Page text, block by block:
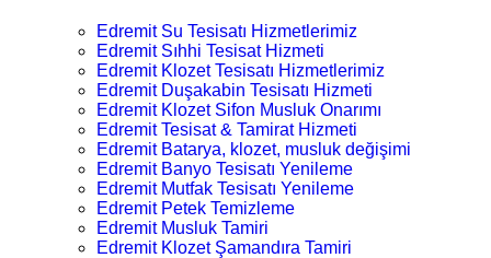
Edremit Su Tesisatı Hizmetlerimiz
Edremit Sıhhi Tesisat Hizmeti
Edremit Klozet Tesisatı Hizmetlerimiz
Edremit Duşakabin Tesisatı Hizmeti
Edremit Klozet Sifon Musluk Onarımı
Edremit Tesisat & Tamirat Hizmeti
Edremit Batarya, klozet, musluk değişimi
Edremit Banyo Tesisatı Yenileme
Edremit Mutfak Tesisatı Yenileme
Edremit Petek Temizleme
Edremit Musluk Tamiri
Edremit Klozet Şamandıra Tamiri